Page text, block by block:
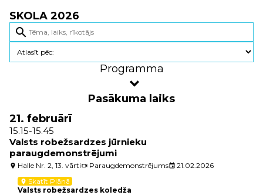
SKOLA 2026
search
Programma
Pasākuma laiks
21. februārī
15.15-15.45
Valsts robežsardzes jūrnieku
paraugdemonstrējumi
location_on Halle Nr. 2, 13. vārtivideocam Paraugdemonstrējumsevent 21.02.2026
location_on Skatīt Plānā
Valsts robežsardzes koledža